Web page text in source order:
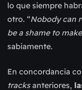
lo que siempre
otro. “Nobody can
be a shame to
sabiamente.
En concordancia
tracksanteriores,